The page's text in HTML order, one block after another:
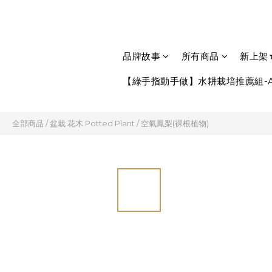
品牌故事 所有商品 新上
【綠手指動手做】水耕栽培推薦
全部商品 /盆栽 花木 Potted Plant /空氣鳳梨(裸根植物)